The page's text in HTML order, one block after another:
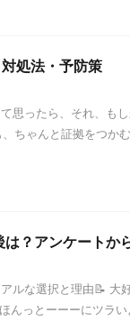
処法・予防策
思ったら、それ、も
ちゃんと証拠をつか
？アンケートか
ルな選択と理由📝 大
んっとーーーにツラ